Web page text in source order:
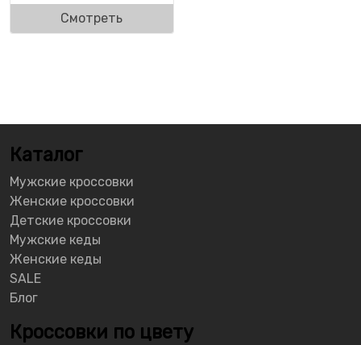
Смотреть
Каталог
Мужские кроссовки
Женские кроссовки
Детские кроссовки
Мужские кеды
Женские кеды
SALE
Блог
Кроссовки по цвету